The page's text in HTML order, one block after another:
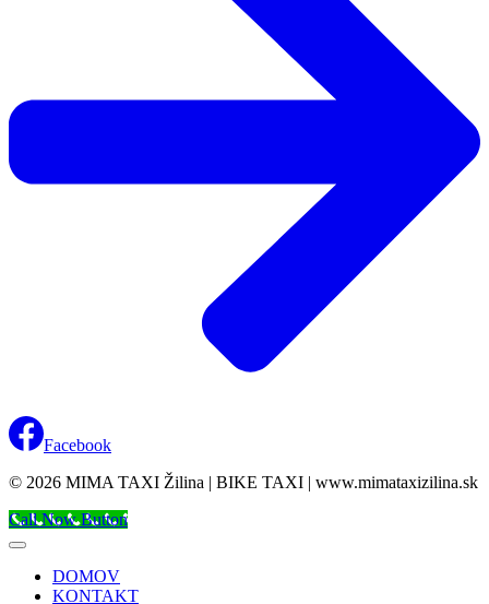
Facebook
© 2026 MIMA TAXI Žilina | BIKE TAXI | www.mimataxizilina.sk
Call Now Button
DOMOV
KONTAKT